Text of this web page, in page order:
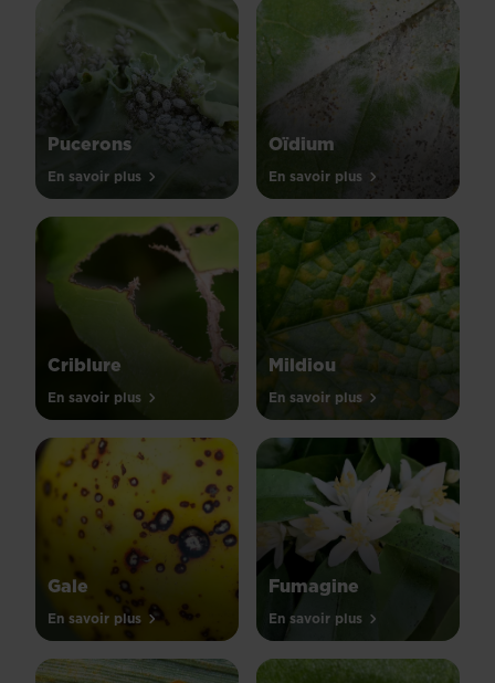
Pucerons
En savoir plus
Oïdium
En savoir plus
Criblure
En savoir plus
Mildiou
En savoir plus
Gale
En savoir plus
Fumagine
En savoir plus